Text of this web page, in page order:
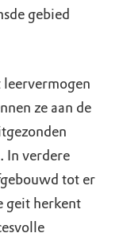
gebied
leervermogen
ze aan de
In verdere
tot er
geit herkent